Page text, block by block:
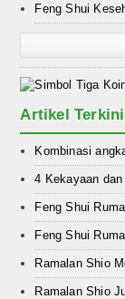
Feng Shui
Artikel Terkini
Kombinasi
4 Kekayaan
Feng Shui
Feng Shui
Ramalan Shio
Ramalan Shio